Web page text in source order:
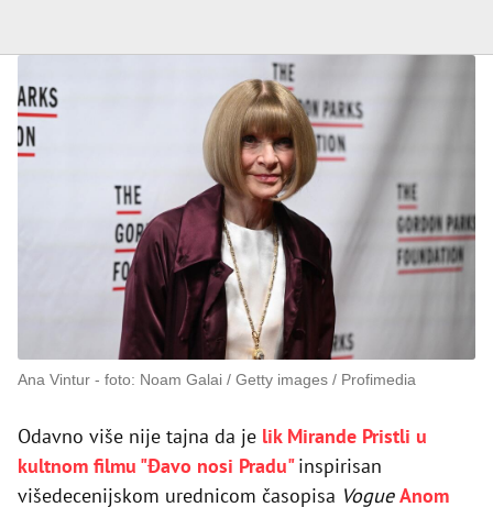
Ana Vintur foto: Noam Galai / Getty images / Profimedia
Odavno više nije tajna da je lik Mirande Pristli u
kultnom filmu "Đavo nosi Pradu"inspirisan
višedecenijskom urednicom časopisa VogueAnom